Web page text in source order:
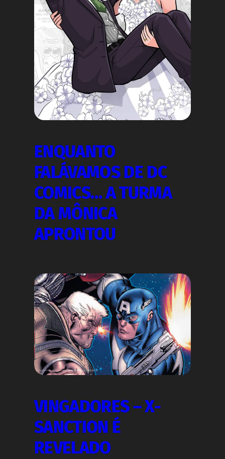
ENQUANTO
FALÁVAMOS DE DC
COMICS… A TURMA
DA MÔNICA
APRONTOU
VINGADORES – X-
SANCTION É
REVELADO